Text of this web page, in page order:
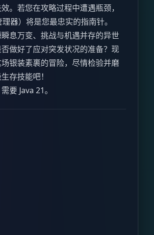
。若您在攻略过程中遭遇瓶颈，
理器）将是您最忠实的指南针。
息万变、挑战与机遇并存的异世
做好了应对突发状况的准备？现
银装素裹的冒险，尽情检验并磨
存技能吧！
要 Java 21。